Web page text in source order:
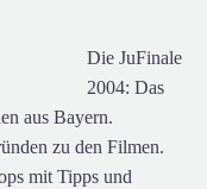
Die JuFinale
2004: Das
aus Bayern.
zu den Filmen.
mit Tipps und